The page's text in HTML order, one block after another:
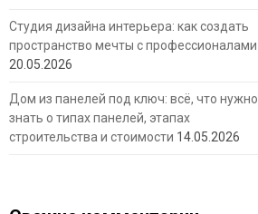
Студия дизайна интерьера: как создать
пространство мечты с профессионалами
20.05.2026
Дом из панелей под ключ: всё, что нужно
знать о типах панелей, этапах
строительства и стоимости 14.05.2026